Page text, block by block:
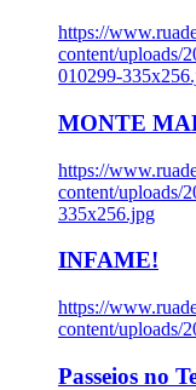
https://
content/uploads/
010299-
MONTE
https://
content/uploads/
335x256.jpg
INFAME!
https://
content/uploads/
Passeios no